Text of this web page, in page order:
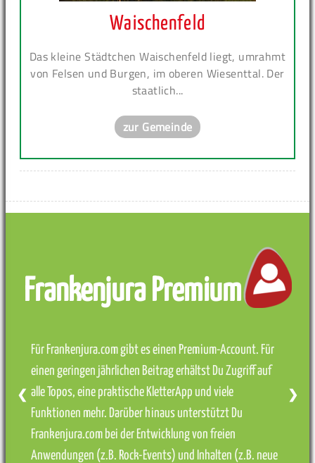
Waischenfeld
Das kleine Städtchen Waischenfeld liegt, umrahmt
von Felsen und Burgen, im oberen Wiesenttal. Der
staatlich...
zur Gemeinde
Frankenjura Premium
Für Frankenjura.com gibt es einen Premium-Account. Für
einen geringen jährlichen Beitrag erhältst Du Zugriff auf
alle Topos, eine praktische KletterApp und viele
Funktionen mehr. Darüber hinaus unterstützt Du
Frankenjura.com bei der Entwicklung von freien
Anwendungen (z.B. Rock-Events) und Inhalten (z.B. neue
❮ ❯